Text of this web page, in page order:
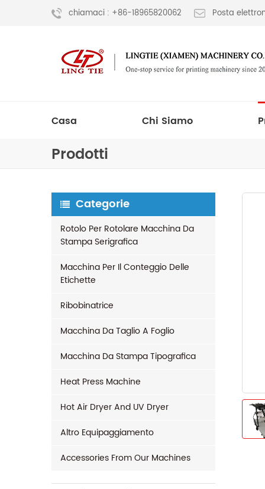
chiamaci : +86-18965820062 Posta
Casa Chi Siamo
Prodotti
Categorie
Rotolo Per Rotolare Macchina Da
Stampa Serigrafica
Macchina Per Il Conteggio Delle
Etichette
Ribobinatrice
Macchina Da Taglio A Foglio
Macchina Da Stampa Tipografica
Heat Press Machine
Hot Air Dryer And UV Dryer
Altro Equipaggiamento
Accessories From Our Machines